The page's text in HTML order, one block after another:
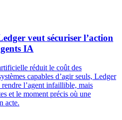
veut sécuriser l’action
IA
réduit le coût des
capables d’agir seuls, Ledger
l’agent infaillible, mais
et le moment précis où une
acte.